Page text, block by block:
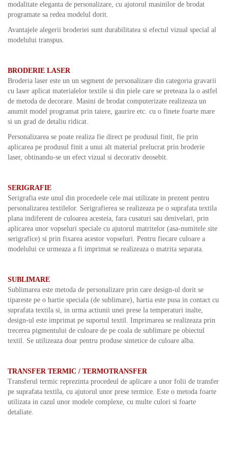
modalitate eleganta de personalizare, cu ajutorul masinilor de brodat
programate sa redea modelul dorit.
Avantajele alegerii broderiei sunt durabilitatea si efectul vizual special al
modelului transpus.
BRODERIE LASER
Broderia laser este un un segment de personalizare din categoria gravarii
cu laser aplicat materialelor textile si din piele care se preteaza la o astfel
de metoda de decorare. Masini de brodat computerizate realizeaza un
anumit model programat prin taiere, gaurire etc. cu o finete foarte mare
si un grad de detaliu ridicat.
Personalizarea se poate realiza fie direct pe produsul finit, fie prin
aplicarea pe produsul finit a unui alt material prelucrat prin broderie
laser, obtinandu-se un efect vizual si decorativ deosebit.
SERIGRAFIE
Serigrafia este unul din procedeele cele mai utilizate in prezent pentru
personalizarea textilelor. Serigrafierea se realizeaza pe o suprafata textila
plana indiferent de culoarea acesteia, fara cusaturi sau denivelari, prin
aplicarea unor vopseluri speciale cu ajutorul matritelor (asa-numitele site
serigrafice) si prin fixarea acestor vopseluri. Pentru fiecare culoare a
modelului ce urmeaza a fi imprimat se realizeaza o matrita separata.
SUBLIMARE
Sublimarea este metoda de personalizare prin care design-ul dorit se
tipareste pe o hartie speciala (de sublimare), hartia este pusa in contact cu
suprafata textila si, in urma actiunii unei prese la temperaturi inalte,
design-ul este imprimat pe suportul textil. Imprimarea se realizeaza prin
trecerea pigmentului de culoare de pe coala de sublimare pe obiectul
textil. Se utilizeaza doar pentru produse sintetice de culoare alba.
TRANSFER TERMIC / TERMOTRANSFER
Transferul termic reprezinta procedeul de aplicare a unor folii de transfer
pe suprafata textila, cu ajutorul unor prese termice. Este o metoda foarte
utilizata in cazul unor modele complexe, cu multe culori si foarte
detaliate.